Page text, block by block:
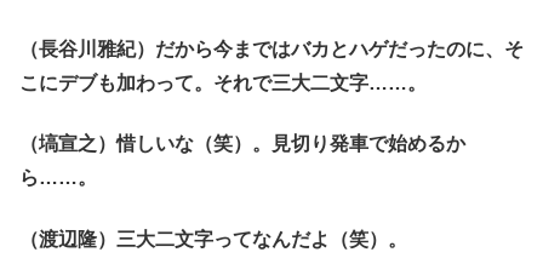
（長谷川雅紀）だから今まではバカとハゲだったのに、そ
こにデブも加わって。それで三大二文字……。
（塙宣之）惜しいな（笑）。見切り発車で始めるか
ら……。
（渡辺隆）三大二文字ってなんだよ（笑）。